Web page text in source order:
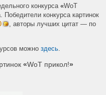
конкурса«WoT
Победители конкурса картинок
, авторы лучших цитат — по
можноздесь
«WoT прикол!»